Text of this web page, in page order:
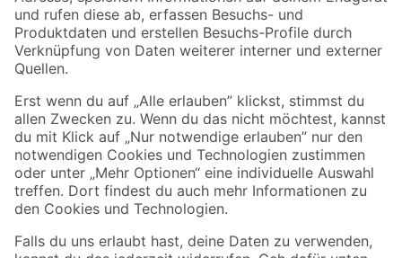
Zahlungsarten Versandarten
Sicher einkaufen
Jetzt die toom-App herunterladen